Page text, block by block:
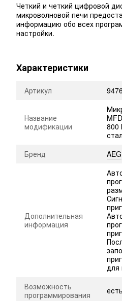
Четкий и четкий цифровой
микроволновой печи
информацию обо всех
настройки.
Характеристики
Артикул
Название
модификации
800
Бренд
AEG
Дополнительная
информация
для
Возможность
программирования
есть